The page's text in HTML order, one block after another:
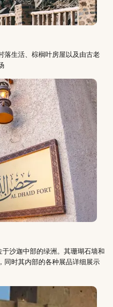
落生活、棕榈叶房屋以及由古老
沙迦中部的绿洲。其珊瑚石墙和
同时其内部的各种展品详细展示